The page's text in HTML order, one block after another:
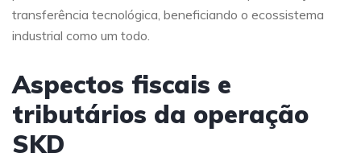
transferência tecnológica, beneficiando o ecossistema
industrial como um todo.
Aspectos fiscais e
tributários da operação
SKD